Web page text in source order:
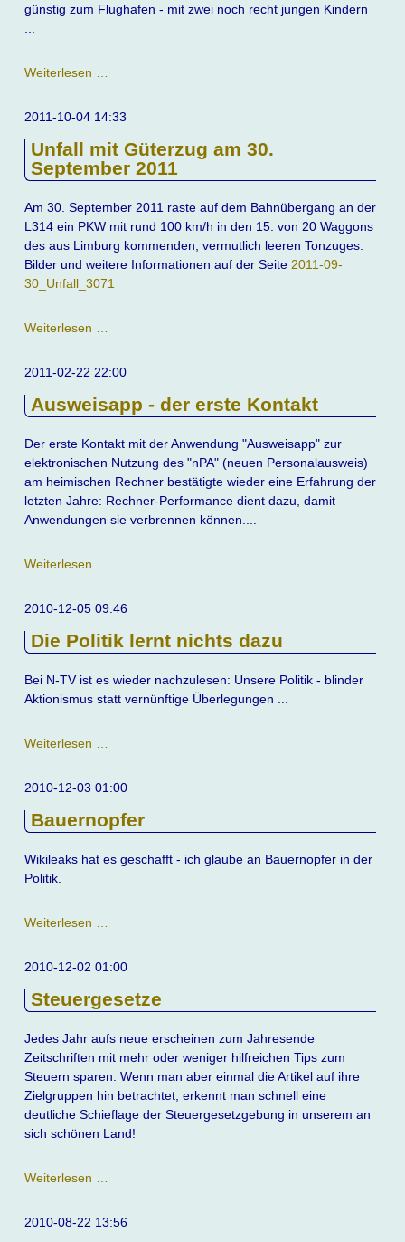
günstig zum Flughafen - mit zwei noch recht jungen Kindern
...
Weiterlesen …
2011-10-04 14:33
Unfall mit Güterzug am 30.
September 2011
Am 30. September 2011 raste auf dem Bahnübergang an der
L314 ein PKW mit rund 100 km/h in den 15. von 20 Waggons
des aus Limburg kommenden, vermutlich leeren Tonzuges.
Bilder und weitere Informationen auf der Seite 2011-09-
30_Unfall_3071
Weiterlesen …
Güterzug
30.
September
2011
2011-02-22 22:00
Ausweisapp - der erste Kontakt
Der erste Kontakt mit der Anwendung "Ausweisapp" zur
elektronischen Nutzung des "nPA" (neuen Personalausweis)
am heimischen Rechner bestätigte wieder eine Erfahrung der
letzten Jahre: Rechner-Performance dient dazu, damit
Anwendungen sie verbrennen können....
Weiterlesen …
der
Kontakt
2010-12-05 09:46
Die Politik lernt nichts dazu
Bei N-TV ist es wieder nachzulesen: Unsere Politik - blinder
Aktionismus statt vernünftige Überlegungen ...
Weiterlesen …
lernt
dazu
2010-12-03 01:00
Bauernopfer
Wikileaks hat es geschafft - ich glaube an Bauernopfer in der
Politik.
Weiterlesen …
2010-12-02 01:00
Steuergesetze
Jedes Jahr aufs neue erscheinen zum Jahresende
Zeitschriften mit mehr oder weniger hilfreichen Tips zum
Steuern sparen. Wenn man aber einmal die Artikel auf ihre
Zielgruppen hin betrachtet, erkennt man schnell eine
deutliche Schieflage der Steuergesetzgebung in unserem an
sich schönen Land!
Weiterlesen …
2010-08-22 13:56